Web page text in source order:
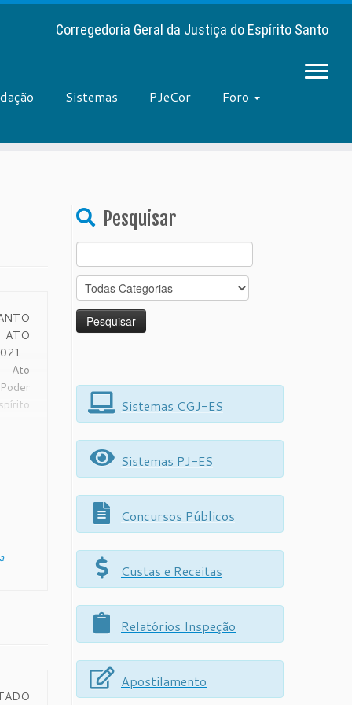
Corregedoria Geral da Justiça do Espírito Santo
Sistemas PJeCor
Foro
Ato
e,
no
Pesquisar
for:
Sistemas CGJ-ES
Sistemas PJ-ES
Concursos Públicos
Custas e Receitas
Relatórios Inspeção
Apostilamento